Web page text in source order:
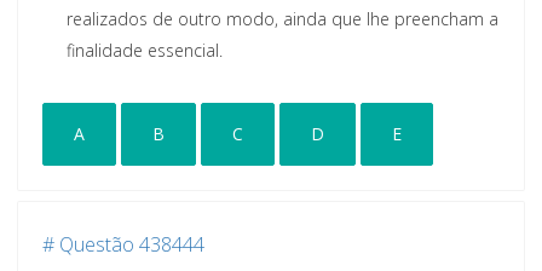
realizados de outro modo, ainda que Ihe preencham a
finalidade essencial.
A B C D E
# Questão 438444